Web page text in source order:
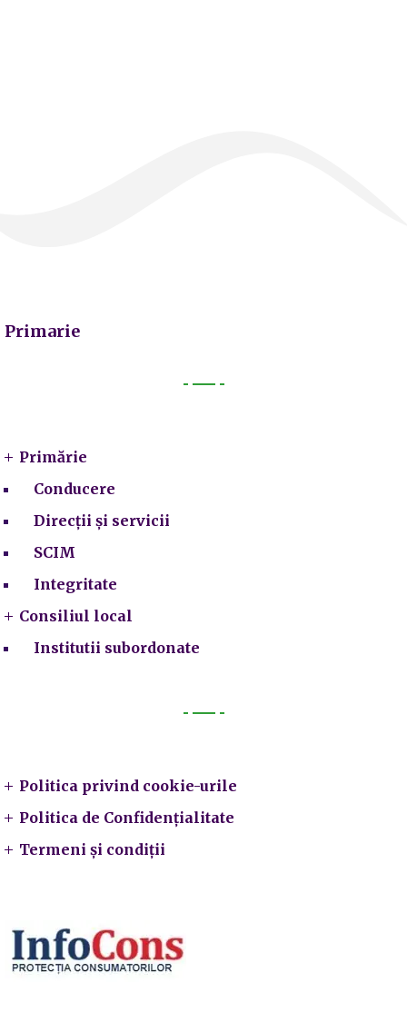
Primarie
Primărie
Conducere
Direcții și servicii
SCIM
Integritate
Consiliul local
Institutii subordonate
Politica privind cookie-urile
Politica de Confidențialitate
Termeni și condiții